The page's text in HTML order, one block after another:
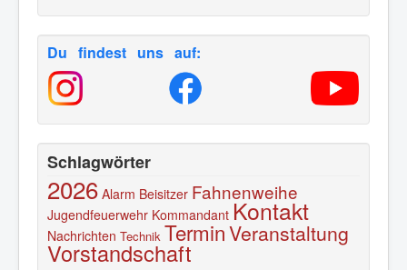
Du findest uns auf:
Schlagwörter
2026 Alarm Beisitzer Fahnenweihe
Jugendfeuerwehr Kommandant Kontakt
Nachrichten Technik TerminVeranstaltung
Vorstandschaft